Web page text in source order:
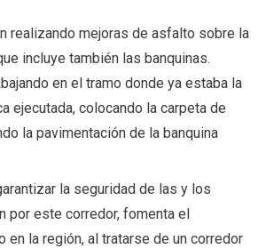
realizando mejoras de asfalto sobre la
incluye también las banquinas.
en el tramo donde ya estaba la
ejecutada, colocando la carpeta de
la pavimentación de la banquina
la seguridad de las y los
por este corredor, fomenta el
en la región, al tratarse de un corredor